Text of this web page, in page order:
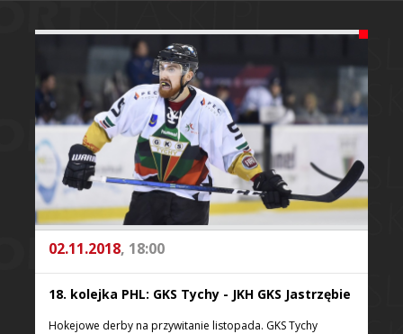
02.11.2018, 18:00
18. kolejka PHL: GKS Tychy - JKH GKS Jastrzębie
Hokejowe derby na przywitanie listopada. GKS Tychy